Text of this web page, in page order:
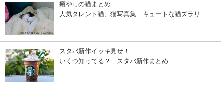
癒やしの猫まとめ
人気タレント猫、猫写真集…キュートな猫ズラリ
スタバ新作イッキ見せ！
いくつ知ってる？ スタバ新作まとめ